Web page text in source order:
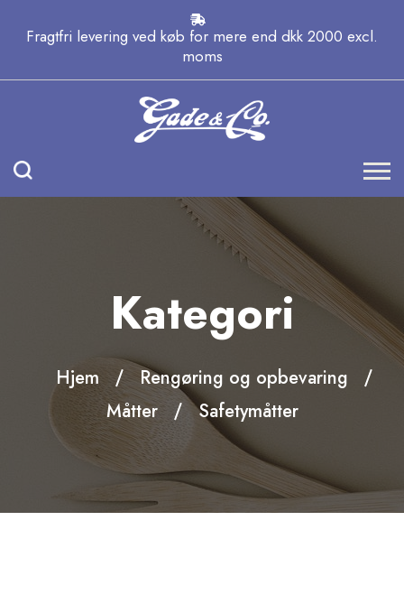
Fragtfri levering ved køb for mere end dkk 2000 excl.
moms
Kategori
Hjem
Rengøring og opbevaring
Måtter
Safetymåtter